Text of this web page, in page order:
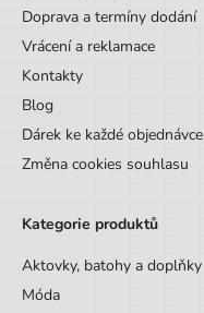
Doprava a termíny dodání
Vrácení a reklamace
Kontakty
Blog
Dárek ke každé objednávce
Změna cookies souhlasu
Kategorie produktů
Aktovky, batohy a doplňky
Móda